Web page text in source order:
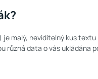
malý, neviditelný kus
různá data o vás ukládána